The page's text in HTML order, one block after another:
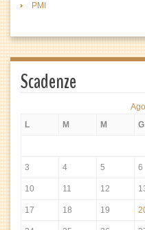
PMI
Scadenze
L
M M G
3 4 5 6
10 11 12
17 18 19